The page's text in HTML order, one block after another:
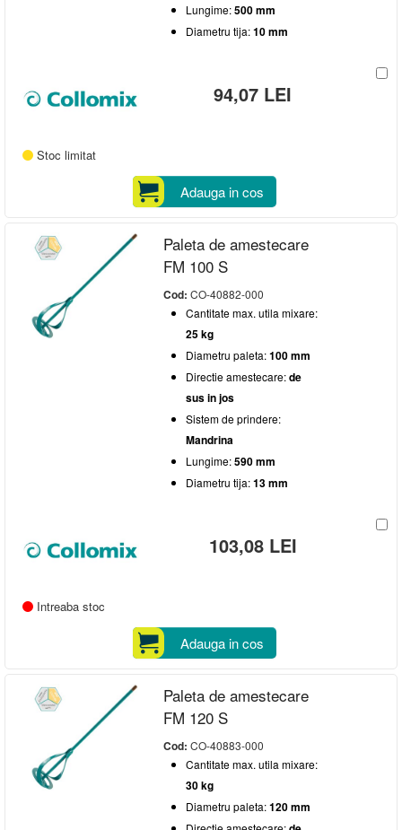
Lungime:500 mm
Diametru tija:10 mm
94,07 LEI
Stoc limitat
Adauga in cos
Paleta de amestecare
FM 100 S
Cod:CO-40882-000
Cantitate max. utila mixare:
25 kg
Diametru paleta:100 mm
Directie amestecare:de
sus in jos
Sistem de prindere:
Mandrina
Lungime:590 mm
Diametru tija:13 mm
103,08 LEI
Intreaba stoc
Adauga in cos
Paleta de amestecare
FM 120 S
Cod:CO-40883-000
Cantitate max. utila mixare:
30 kg
Diametru paleta:120 mm